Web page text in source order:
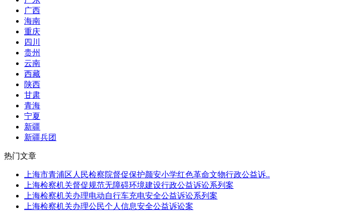
广西
海南
重庆
四川
贵州
云南
西藏
陕西
甘肃
青海
宁夏
新疆
新疆兵团
热门文章
上海市青浦区人民检察院督促保护颜安小学红色革命文物行政公益诉..
上海检察机关督促规范无障碍环境建设行政公益诉讼系列案
上海检察机关办理电动自行车充电安全公益诉讼系列案
上海检察机关办理公民个人信息安全公益诉讼案